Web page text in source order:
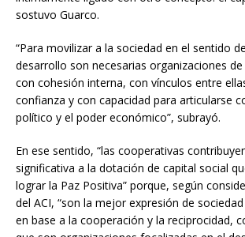
sostuvo Guarco.
“Para movilizar a la sociedad en el sentido
desarrollo son necesarias organizaciones
con cohesión interna, con vínculos entre
confianza y con capacidad para articularse
político y el poder económico”, subrayó.
En ese sentido, “las cooperativas
significativa a la dotación de capital social
lograr la Paz Positiva” porque, según
del ACI, “son la mejor expresión de
en base a la cooperación y la reciprocidad,